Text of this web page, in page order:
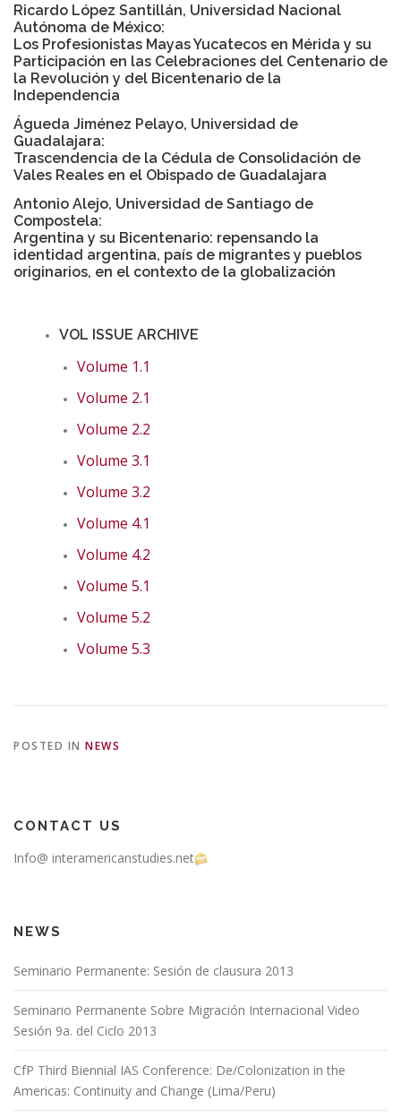
Ricardo López Santillán, Universidad Nacional
Autónoma de México:
Los Profesionistas Mayas Yucatecos en Mérida y su
Participación en las Celebraciones del Centenario de
la Revolución y del Bicentenario de la
Independencia
Águeda Jiménez Pelayo, Universidad de
Guadalajara:
Trascendencia de la Cédula de Consolidación de
Vales Reales en el Obispado de Guadalajara
Antonio Alejo, Universidad de Santiago de
Compostela:
Argentina y su Bicentenario: repensando la
identidad argentina, país de migrantes y pueblos
originarios, en el contexto de la globalización
VOL ISSUE ARCHIVE
Volume 1.1
Volume 2.1
Volume 2.2
Volume 3.1
Volume 3.2
Volume 4.1
Volume 4.2
Volume 5.1
Volume 5.2
Volume 5.3
POSTED IN NEWS
CONTACT US
Info@ interamericanstudies.net
NEWS
Seminario Permanente: Sesión de clausura 2013
Seminario Permanente Sobre Migración Internacional Video
Sesión 9a. del Ciclo 2013
CfP Third Biennial IAS Conference: De/Colonization in the
Americas: Continuity and Change (Lima/Peru)